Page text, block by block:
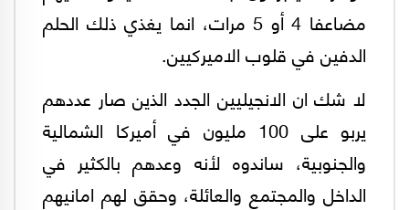
مضاعفا 4 أو 5 مرات، انما يغذي ذلك الحلم
الدفين في قلوب الاميركيين.
لا شك ان الانجيليين الجدد الذين صار عددهم
يربو على 100 مليون في أميركا الشمالية
والجنوبية، ساندوه لأنه وعدهم بالكثير في
الداخل والمجتمع والعائلة، وحقق لهم امانيهم